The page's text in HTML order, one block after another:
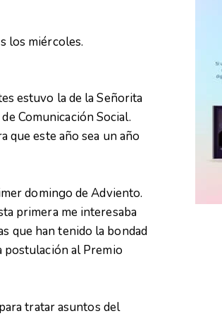
los miércoles.
estuvo la de la Señorita
Comunicación Social.
que este año sea un año
domingo de Adviento.
primera me interesaba
que han tenido la bondad
postulación al Premio
tratar asuntos del